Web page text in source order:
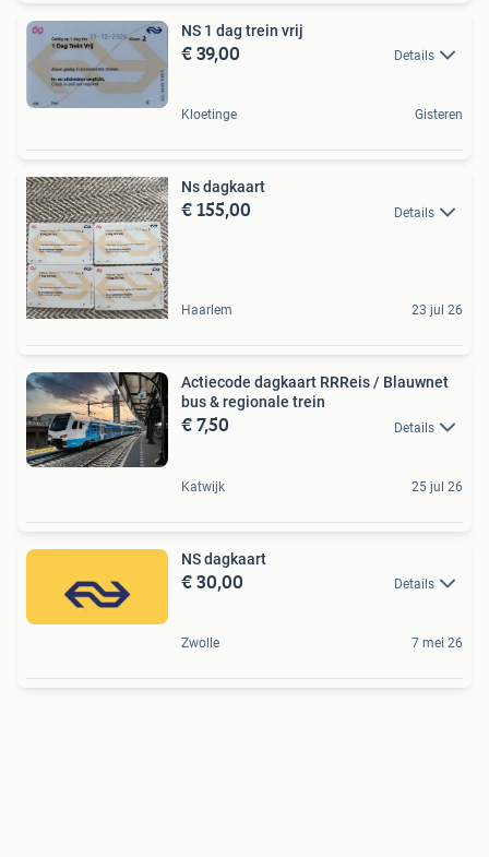
NS 1 dag trein vrij
€ 39,00 Details
Kloetinge Gisteren
Ns dagkaart
€ 155,00 Details
Haarlem 23 jul 26
Actiecode dagkaart RRReis / Blauwnet
bus & regionale trein
€ 7,50 Details
Katwijk 25 jul 26
NS dagkaart
€ 30,00 Details
Zwolle 7 mei 26